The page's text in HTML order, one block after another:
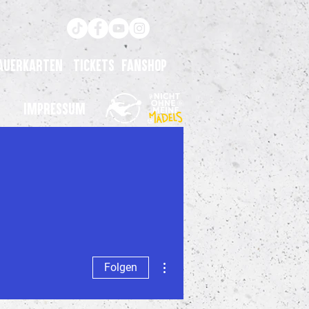
Impressum
dauerkarten Tickets Fanshop
Folgen
Weitere Optionen